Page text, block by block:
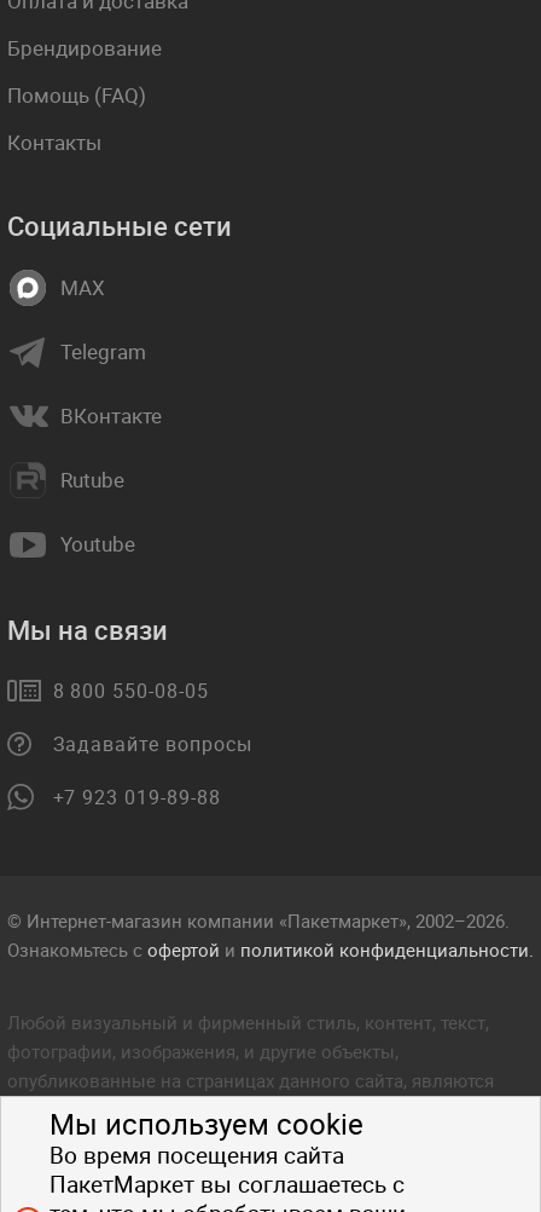
Мы используем cookie
Во время посещения сайта
ПакетМаркет вы соглашаетесь с
Брендирование
Помощь (FAQ)
Контакты
Социальные сети
MAX
Telegram
ВКонтакте
Rutube
Youtube
Мы на связи
8 800 550-08-05
Задавайте вопросы
+7 923 019-89-88
© Интернет-магазин компании «Пакетмаркет», 2002–2026.
Ознакомьтесь с офертой и политикой конфиденциальности.
Любой визуальный и фирменный стиль, контент, текст,
фотографии, изображения, и другие объекты,
опубликованные на страницах данного сайта, являются
объектом прав интеллектуальной собственности компании
Пакетмаркет. Любое копирование стиля, контента, текста,
фотографий, изображений и других объектов данного сайта
запрещено.